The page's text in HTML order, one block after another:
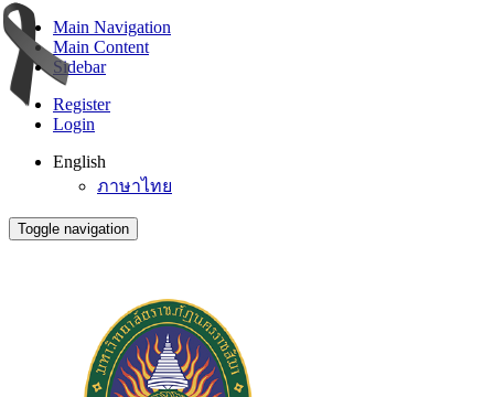
Main Navigation
Main Content
Sidebar
Register
Login
English
ภาษาไทย
Toggle navigation